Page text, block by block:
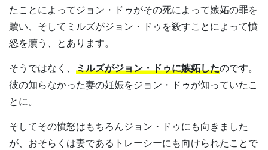
たことによってジョン・ドゥがその死によって嫉妬の罪を
贖い、そしてミルズがジョン・ドゥを殺すことによって憤
怒を贖う、とあります。
そうではなく、 ミルズがジョン・ドゥに嫉妬したのです。
彼の知らなかった妻の妊娠をジョン・ドゥが知っていたこ
とに。
そしてその憤怒はもちろんジョン・ドゥにも向きました
が、おそらくは妻であるトレーシーにも向けられたことで